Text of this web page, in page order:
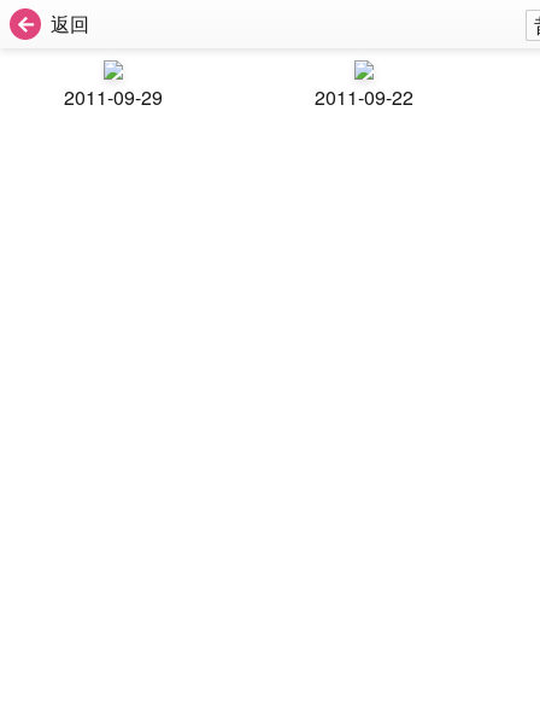
返回
2011-09-29 2011-09-22